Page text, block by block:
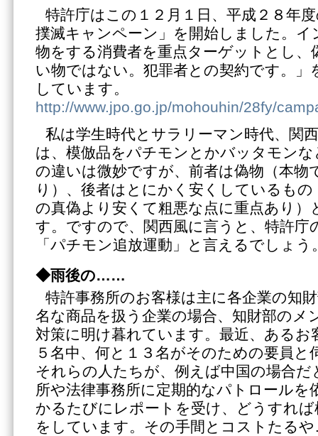
特許庁はこの１２月１日、平成２８年
撲滅キャンペーン」を開始しました。
物をする消費者を重点ターゲットとし、
い物ではない。犯罪者との契約です。
しています。
http://www.jpo.go.jp/mohouhin/28fy/
私は学生時代とサラリーマン時代、関
は、模倣品をパチモンとかバッタモン
の違いは微妙ですが、前者は偽物（本物
り）、後者はとにかく安くしているも
の真偽より安くて粗悪な点に重点あり）
す。ですので、関西風に言うと、特許庁
「パチモン追放運動」と言えるでしょう
◆雨後の……
特許事務所のお客様は主に各企業の知
名な商品を扱う企業の場合、知財部のメ
対策に明け暮れています。最近、あるお
５名中、何と１３名がそのための要員
それらの人たちが、例えば中国の場合だ
所や法律事務所に定期的なパトロールを
かるたびにレポートを受け、どうすれ
をしています。その手間とコストたる